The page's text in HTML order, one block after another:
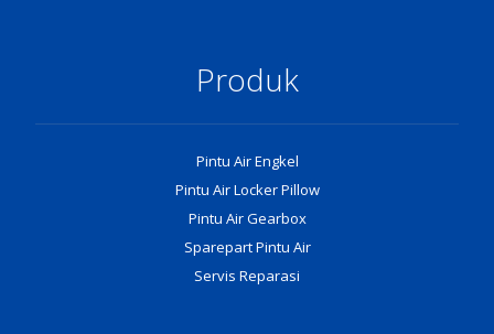
Produk
Pintu Air Engkel
Pintu Air Locker Pillow
Pintu Air Gearbox
Sparepart Pintu Air
Servis Reparasi